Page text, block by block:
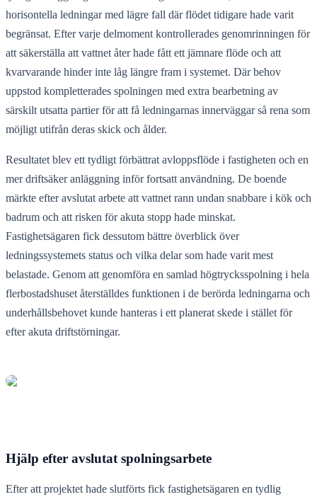
horisontella ledningar med lägre fall där flödet tidigare hade varit
begränsat. Efter varje delmoment kontrollerades genomrinningen för
att säkerställa att vattnet åter hade fått ett jämnare flöde och att
kvarvarande hinder inte låg längre fram i systemet. Där behov
uppstod kompletterades spolningen med extra bearbetning av
särskilt utsatta partier för att få ledningarnas innerväggar så rena som
möjligt utifrån deras skick och ålder.
Resultatet blev ett tydligt förbättrat avloppsflöde i fastigheten och en
mer driftsäker anläggning inför fortsatt användning. De boende
märkte efter avslutat arbete att vattnet rann undan snabbare i kök och
badrum och att risken för akuta stopp hade minskat.
Fastighetsägaren fick dessutom bättre överblick över
ledningssystemets status och vilka delar som hade varit mest
belastade. Genom att genomföra en samlad högtrycksspolning i hela
flerbostadshuset återställdes funktionen i de berörda ledningarna och
underhållsbehovet kunde hanteras i ett planerat skede i stället för
efter akuta driftstörningar.
Hjälp efter avslutat spolningsarbete
Efter att projektet hade slutförts fick fastighetsägaren en tydlig